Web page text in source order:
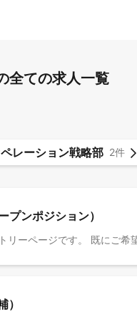
全ての求人一覧
レーション戦略部 2件
プンポジション）
）